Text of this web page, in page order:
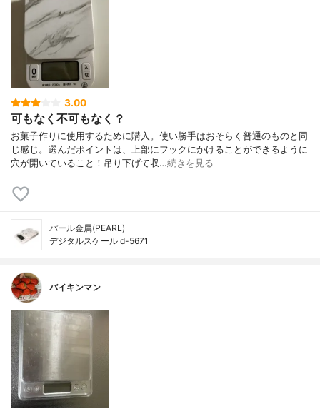
3.00
可もなく不可もなく？
お菓子作りに使用するために購入。使い勝手はおそらく普通のものと同
じ感じ。選んだポイントは、上部にフックにかけることができるように
穴が開いていること！吊り下げて収…続きを見る
パール金属(PEARL)
デジタルスケール d-5671
バイキンマン